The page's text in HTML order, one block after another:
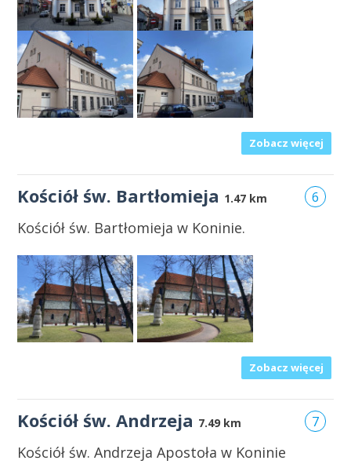
Zobacz więcej
Kościół św. Bartłomieja 6
1.47 km
Kościół św. Bartłomieja w Koninie.
Zobacz więcej
Kościół św. Andrzeja 7
7.49 km
Kościół św. Andrzeja Apostoła w Koninie